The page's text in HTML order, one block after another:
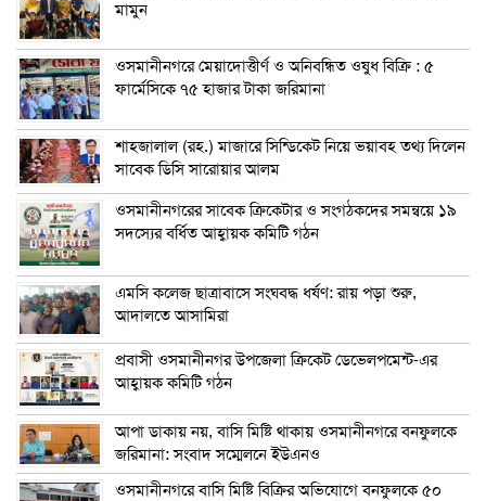
মামুন
ওসমানীনগরে মেয়াদোত্তীর্ণ ও অনিবন্ধিত ওষুধ বিক্রি : ৫
ফার্মেসিকে ৭৫ হাজার টাকা জরিমানা
শাহজালাল (রহ.) মাজারে সিন্ডিকেট নিয়ে ভয়াবহ তথ্য দিলেন
সাবেক ডিসি সারোয়ার আলম
ওসমানীনগরের সাবেক ক্রিকেটার ও সংগঠকদের সমন্বয়ে ১৯
সদস্যের বর্ধিত আহ্বায়ক কমিটি গঠন
এম‌সি কলেজ ছাত্রাবাসে সংঘবদ্ধ ধর্ষণ: রায় পড়া শুরু,
আদালতে আসামিরা
প্রবাসী ওসমানীনগর উপজেলা ক্রিকেট ডেভেলপমেন্ট-এর
আহ্বায়ক কমিটি গঠন
আপা ডাকায় নয়, বাসি মিষ্টি থাকায় ওসমানীনগরে বনফুলকে
জরিমানা: সংবাদ সম্মেলনে ইউএনও
ওসমানীনগরে বাসি মিষ্টি বিক্রির অভিযোগে বনফুলকে ৫০